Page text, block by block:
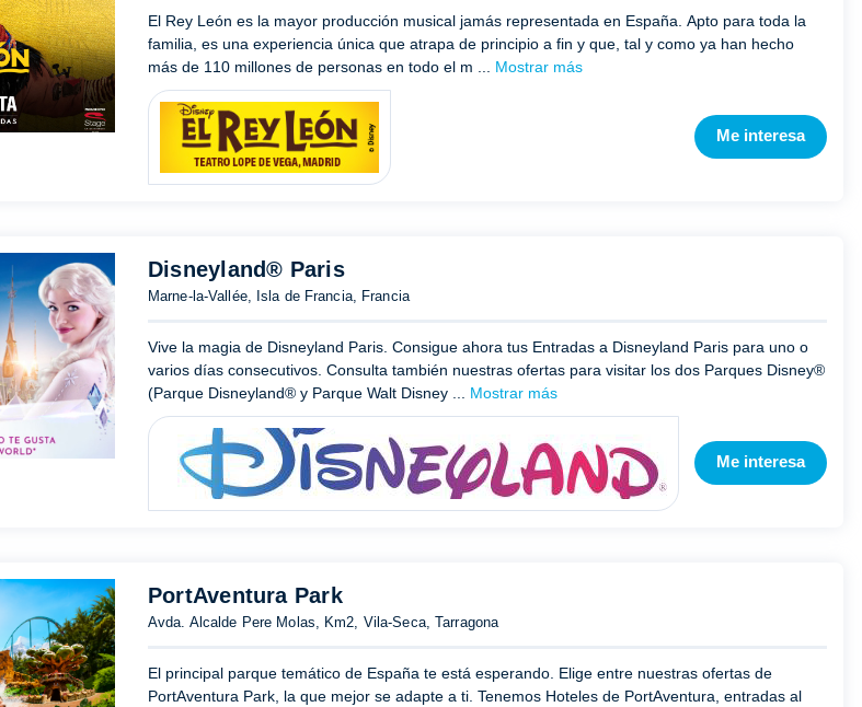
El Rey León es la mayor producción musical jamás representada en España. Apto para toda la
familia, es una experiencia única que atrapa de principio a fin y que, tal y como ya han hecho
más de 110 millones de personas en todo el m ... Mostrar más
Me interesa
Disneyland® Paris
Marne-la-Vallée, Isla de Francia, Francia
Vive la magia de Disneyland Paris. Consigue ahora tus Entradas a Disneyland Paris para uno o
varios días consecutivos. Consulta también nuestras ofertas para visitar los dos Parques Disney®
(Parque Disneyland® y Parque Walt Disney ... Mostrar más
Me interesa
PortAventura Park
Avda. Alcalde Pere Molas, Km2, Vila-Seca, Tarragona
El principal parque temático de España te está esperando. Elige entre nuestras ofertas de
PortAventura Park, la que mejor se adapte a ti. Tenemos Hoteles de PortAventura, entradas al